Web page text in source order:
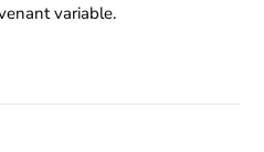
variable.